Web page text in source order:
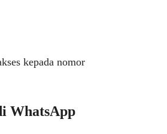
kepada nomor
WhatsApp